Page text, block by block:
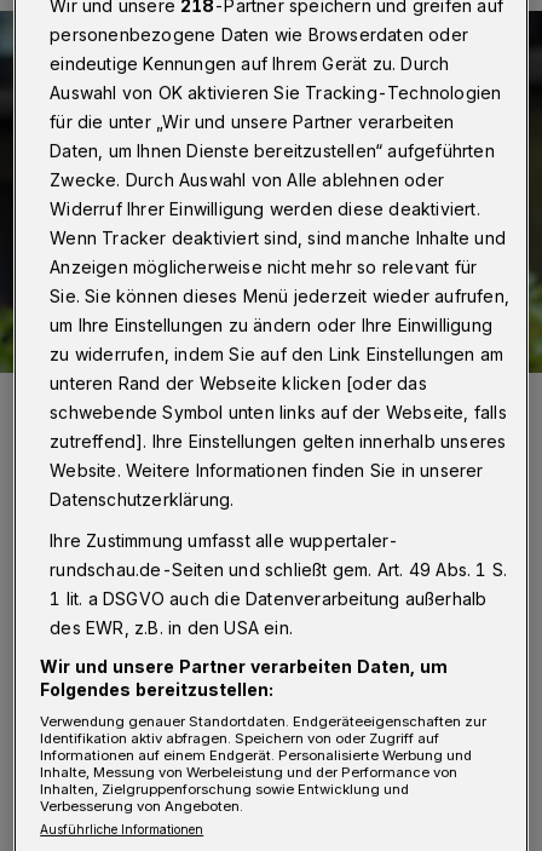
Holger Pyka.
Foto: ekir.de
Von Christina Schramm und Sabine Damaschke
D möchte er weiterführen und im Team
weiterentwickeln: Das hat sich Pfarrer Holger
Pyka als neuer Direktor des Seminars für
pastorale Ausbildung in Wuppertal
vorgenommen. „Ich freue mich darauf, mit
Wir und unsere 218-Partner speichern und greifen auf
personenbezogene Daten wie Browserdaten oder
eindeutige Kennungen auf Ihrem Gerät zu. Durch
Auswahl von OK aktivieren Sie Tracking-Technologien
für die unter „Wir und unsere Partner verarbeiten
Daten, um Ihnen Dienste bereitzustellen“ aufgeführten
Zwecke. Durch Auswahl von Alle ablehnen oder
Widerruf Ihrer Einwilligung werden diese deaktiviert.
Wenn Tracker deaktiviert sind, sind manche Inhalte und
Anzeigen möglicherweise nicht mehr so relevant für
Sie. Sie können dieses Menü jederzeit wieder aufrufen,
um Ihre Einstellungen zu ändern oder Ihre Einwilligung
zu widerrufen, indem Sie auf den Link Einstellungen am
unteren Rand der Webseite klicken [oder das
schwebende Symbol unten links auf der Webseite, falls
zutreffend]. Ihre Einstellungen gelten innerhalb unseres
Website. Weitere Informationen finden Sie in unserer
Datenschutzerklärung.
Ihre Zustimmung umfasst alle wuppertaler-
rundschau.de-Seiten und schließt gem. Art. 49 Abs. 1 S.
1 lit. a DSGVO auch die Datenverarbeitung außerhalb
des EWR, z.B. in den USA ein.
Wir und unsere Partner verarbeiten Daten, um
Folgendes bereitzustellen:
Verwendung genauer Standortdaten. Endgeräteeigenschaften zur
Identifikation aktiv abfragen. Speichern von oder Zugriff auf
Informationen auf einem Endgerät. Personalisierte Werbung und
Inhalte, Messung von Werbeleistung und der Performance von
Inhalten, Zielgruppenforschung sowie Entwicklung und
Verbesserung von Angeboten.
Ausführliche Informationen